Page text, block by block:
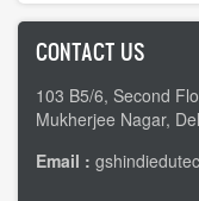
CONTACT US
103 B5/6, Second
Mukherjee Nagar,
Email :